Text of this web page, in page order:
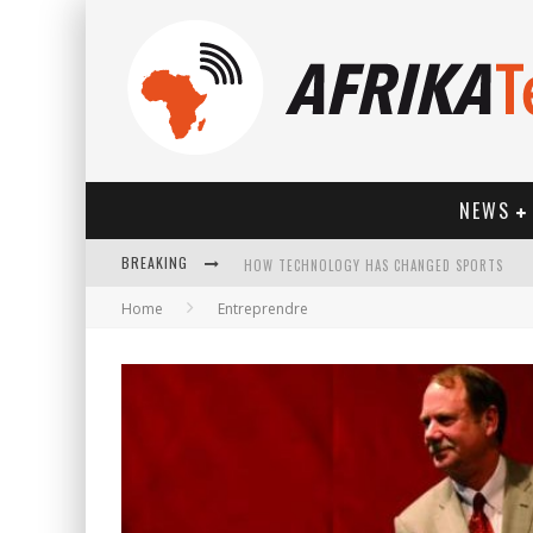
NEWS
BREAKING
HOW TECHNOLOGY HAS CHANGED SPORTS
Home Entreprendre